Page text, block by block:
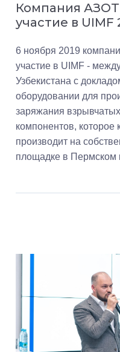
Компания
участие в UIMF
6 ноября 2019
участие в UIMF -
Узбекистана c
оборудовании для
заряжания
компонентов, которое
производит на
площадке в Пермском